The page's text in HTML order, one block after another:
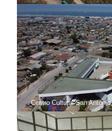
Centro Cultural San